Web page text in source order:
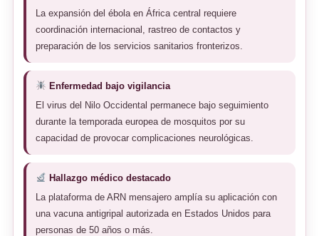
La expansión del ébola en África central requiere
coordinación internacional, rastreo de contactos y
preparación de los servicios sanitarios fronterizos.
Enfermedad bajo vigilancia
El virus del Nilo Occidental permanece bajo seguimiento
durante la temporada europea de mosquitos por su
capacidad de provocar complicaciones neurológicas.
Hallazgo médico destacado
La plataforma de ARN mensajero amplía su aplicación con
una vacuna antigripal autorizada en Estados Unidos para
personas de 50 años o más.